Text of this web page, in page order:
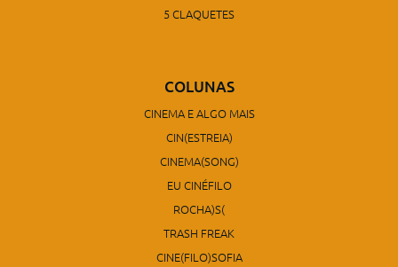
5 CLAQUETES
COLUNAS
CINEMA E ALGO MAIS
CIN(ESTREIA)
CINEMA(SONG)
EU CINÉFILO
ROCHA)S(
TRASH FREAK
CINE(FILO)SOFIA